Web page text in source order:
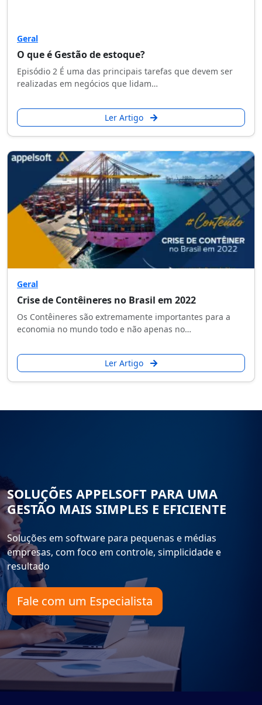
Geral
O que é Gestão de estoque?
Episódio 2 É uma das principais tarefas que devem ser
realizadas em negócios que lidam…
Ler Artigo
Geral
Crise de Contêineres no Brasil em 2022
Os Contêineres são extremamente importantes para a
economia no mundo todo e não apenas no…
Ler Artigo
SOLUÇÕES APPELSOFT PARA UMA
GESTÃO MAIS SIMPLES E EFICIENTE
Soluções em software para pequenas e médias
empresas, com foco em controle, simplicidade e
resultado
Fale com um Especialista